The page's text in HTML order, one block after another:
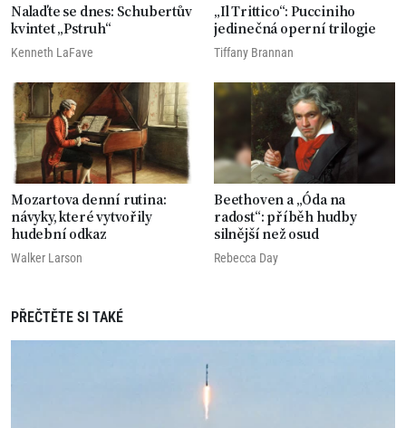
Nalaďte se dnes: Schubertův
kvintet „Pstruh“
Kenneth LaFave
„Il Trittico“: Pucciniho
jedinečná operní trilogie
Tiffany Brannan
Mozartova denní rutina:
návyky, které vytvořily
hudební odkaz
Walker Larson
Beethoven a „Óda na
radost“: příběh hudby
silnější než osud
Rebecca Day
PŘEČTĚTE SI TAKÉ